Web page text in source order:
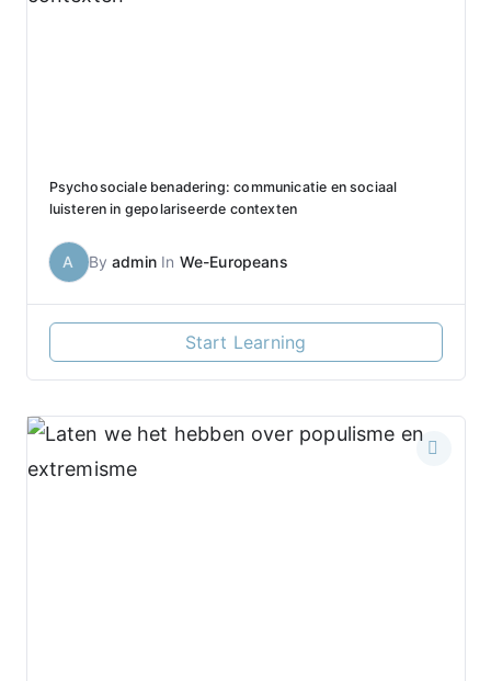
Psychosociale benadering: communicatie en sociaal
luisteren in gepolariseerde contexten
A ByadminIn We-Europeans
Start Learning